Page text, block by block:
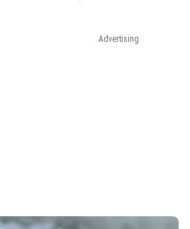
Advertising